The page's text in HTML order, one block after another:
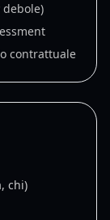
contrattuale
chi)